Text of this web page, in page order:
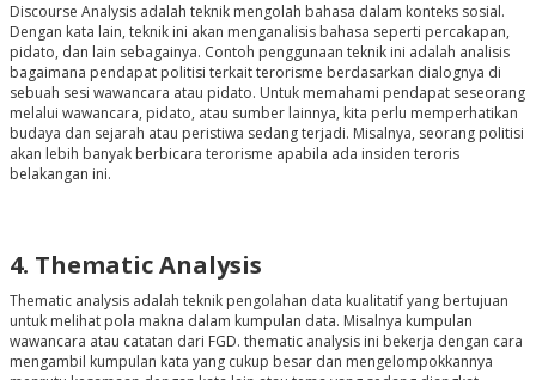
Discourse Analysis adalah teknik mengolah bahasa dalam konteks sosial.
Dengan kata lain, teknik ini akan menganalisis bahasa seperti percakapan,
pidato, dan lain sebagainya. Contoh penggunaan teknik ini adalah analisis
bagaimana pendapat politisi terkait terorisme berdasarkan dialognya di
sebuah sesi wawancara atau pidato. Untuk memahami pendapat seseorang
melalui wawancara, pidato, atau sumber lainnya, kita perlu memperhatikan
budaya dan sejarah atau peristiwa sedang terjadi. Misalnya, seorang politisi
akan lebih banyak berbicara terorisme apabila ada insiden teroris
belakangan ini.
4. Thematic Analysis
Thematic analysis adalah teknik pengolahan data kualitatif yang bertujuan
untuk melihat pola makna dalam kumpulan data. Misalnya kumpulan
wawancara atau catatan dari FGD. thematic analysis ini bekerja dengan cara
mengambil kumpulan kata yang cukup besar dan mengelompokkannya